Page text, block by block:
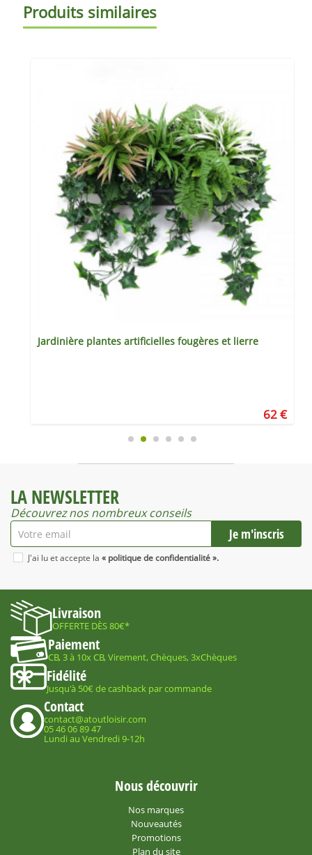
Produits similaires
Jardinière plantes artificielles fougères et lierre
62 €
LA NEWSLETTER
Découvrez nos nombreux conseils
J'ai lu et accepte la « politique de confidentialité ».
Livraison
OFFERTE DÈS 80€*
Paiement
CB, 3 à 10x CB, Virement, Chèques, 3xChèques
Fidélité
Jusqu'à 50€ de cashback par commande
Contact
contact@atoutloisir.com
05 46 06 89 47
Lundi au Vendredi 9-12h
Nous découvrir
Nos marques
Nouveautés
Promotions
Plan du site